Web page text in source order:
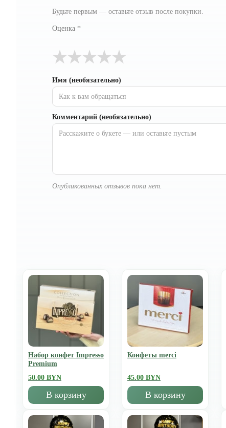
Будьте первым — оставьте отзыв после покупки.
Оценка *
★
★
★
★
★
Имя (необязательно)
Комментарий (необязательно)
Опубликованных отзывов пока нет.
Набор конфет Impresso
Premium
50.00 BYN
В корзину
Конфеты merci
45.00 BYN
В корзину